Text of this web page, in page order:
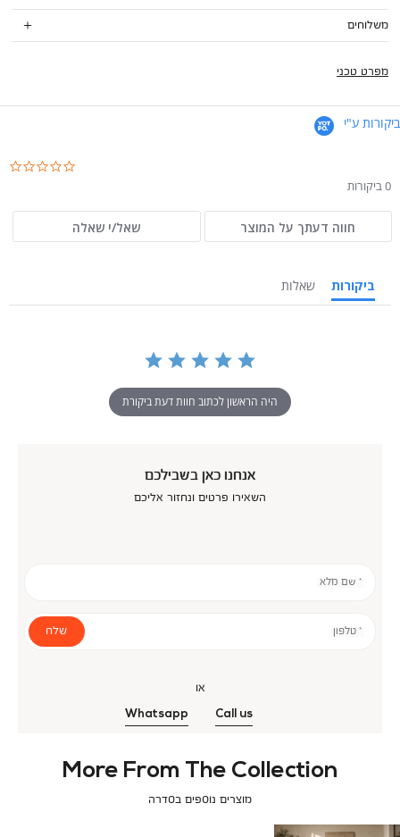
משלוחים
מפרט טכני
ביקורות ע"י
0 ביקורות
חווה דעתך על המוצר שאל/י שאלה
ביקורות שאלות
היה הראשון לכתוב חוות דעת ביקורת
אנחנו כאן בשבילכם
השאירו פרטים ונחזור אליכם
* שם מלא
* טלפון שלח
או
Call us
Whatsapp
More From The Collection
מוצרים נוספים בסדרה